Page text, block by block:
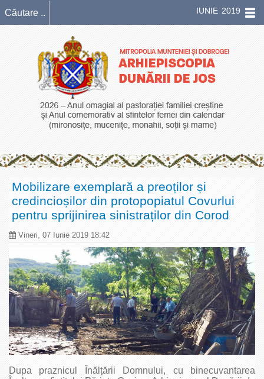
IUNIE 2019
Mobilizare exemplară a preoților și
credincioșilor din protopopiatul Covurlui
pentru sprijinirea sinistraților din Corod
Vineri, 07 Iunie 2019 18:42
Dupa praznicul Înălțării Domnului, cu binecuvantarea